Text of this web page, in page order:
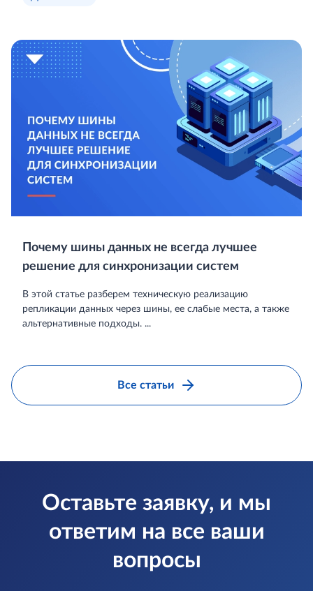
Почему шины данных не всегда лучшее
решение для синхронизации систем
В этой статье разберем техническую реализацию
репликации данных через шины, ее слабые места, а также
альтернативные подходы. ...
Все статьи
Оставьте заявку, и мы
ответим на все ваши
вопросы